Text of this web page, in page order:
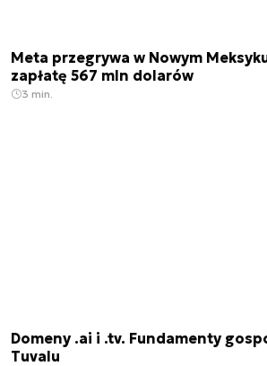
Meta przegrywa w Nowym
zapłatę 567 mln dolarów
3 min.
Domeny .ai i .tv. Fundamenty
Tuvalu